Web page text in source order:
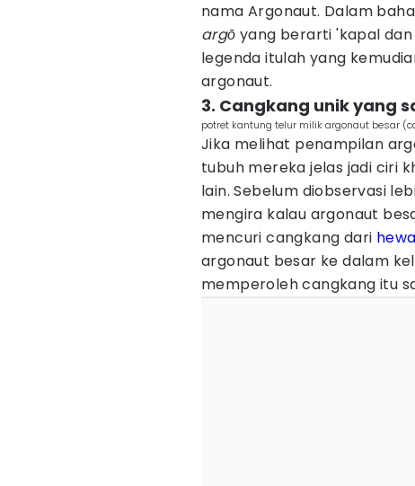
nama Argonaut. Dalam
argō yang berarti 'kapal dan
legenda itulah yang
argonaut.
3. Cangkang unik yang
potret kantung telur milik argonaut besar
Jika melihat penampilan
tubuh mereka jelas jadi ciri
lain. Sebelum diobservasi
mengira kalau argonaut
mencuri cangkang dari
argonaut besar ke dalam
memperoleh cangkang itu